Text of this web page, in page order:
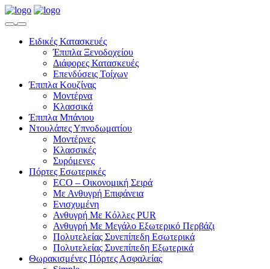
Ειδικές Κατασκευές
Έπιπλα Ξενοδοχείου
Διάφορες Κατασκευές
Επενδύσεις Τοίχων
Έπιπλα Κουζίνας
Μοντέρνα
Κλασσικά
Έπιπλα Μπάνιου
Ντουλάπες Υπνοδωματίου
Μοντέρνες
Κλασσικές
Συρόμενες
Πόρτες Εσωτερικές
ECO – Οικονομική Σειρά
Με Ανθυγρή Επιφάνεια
Ενισχυμένη
Ανθυγρή Με Κόλλες PUR
Ανθυγρή Με Μεγάλο Εξωτερικό Περβάζι
Πολυτελείας Συνεπίπεδη Εσωτερικά
Πολυτελείας Συνεπίπεδη Εξωτερικά
Θωρακισμένες Πόρτες Ασφαλείας